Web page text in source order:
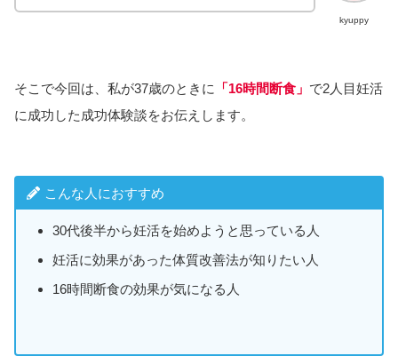
kyuppy
そこで今回は、私が37歳のときに 「16時間断食」 で2人目妊活
に成功した成功体験談をお伝えします。
こんな人におすすめ
30代後半から妊活を始めようと思っている人
妊活に効果があった体質改善法が知りたい人
16時間断食の効果が気になる人